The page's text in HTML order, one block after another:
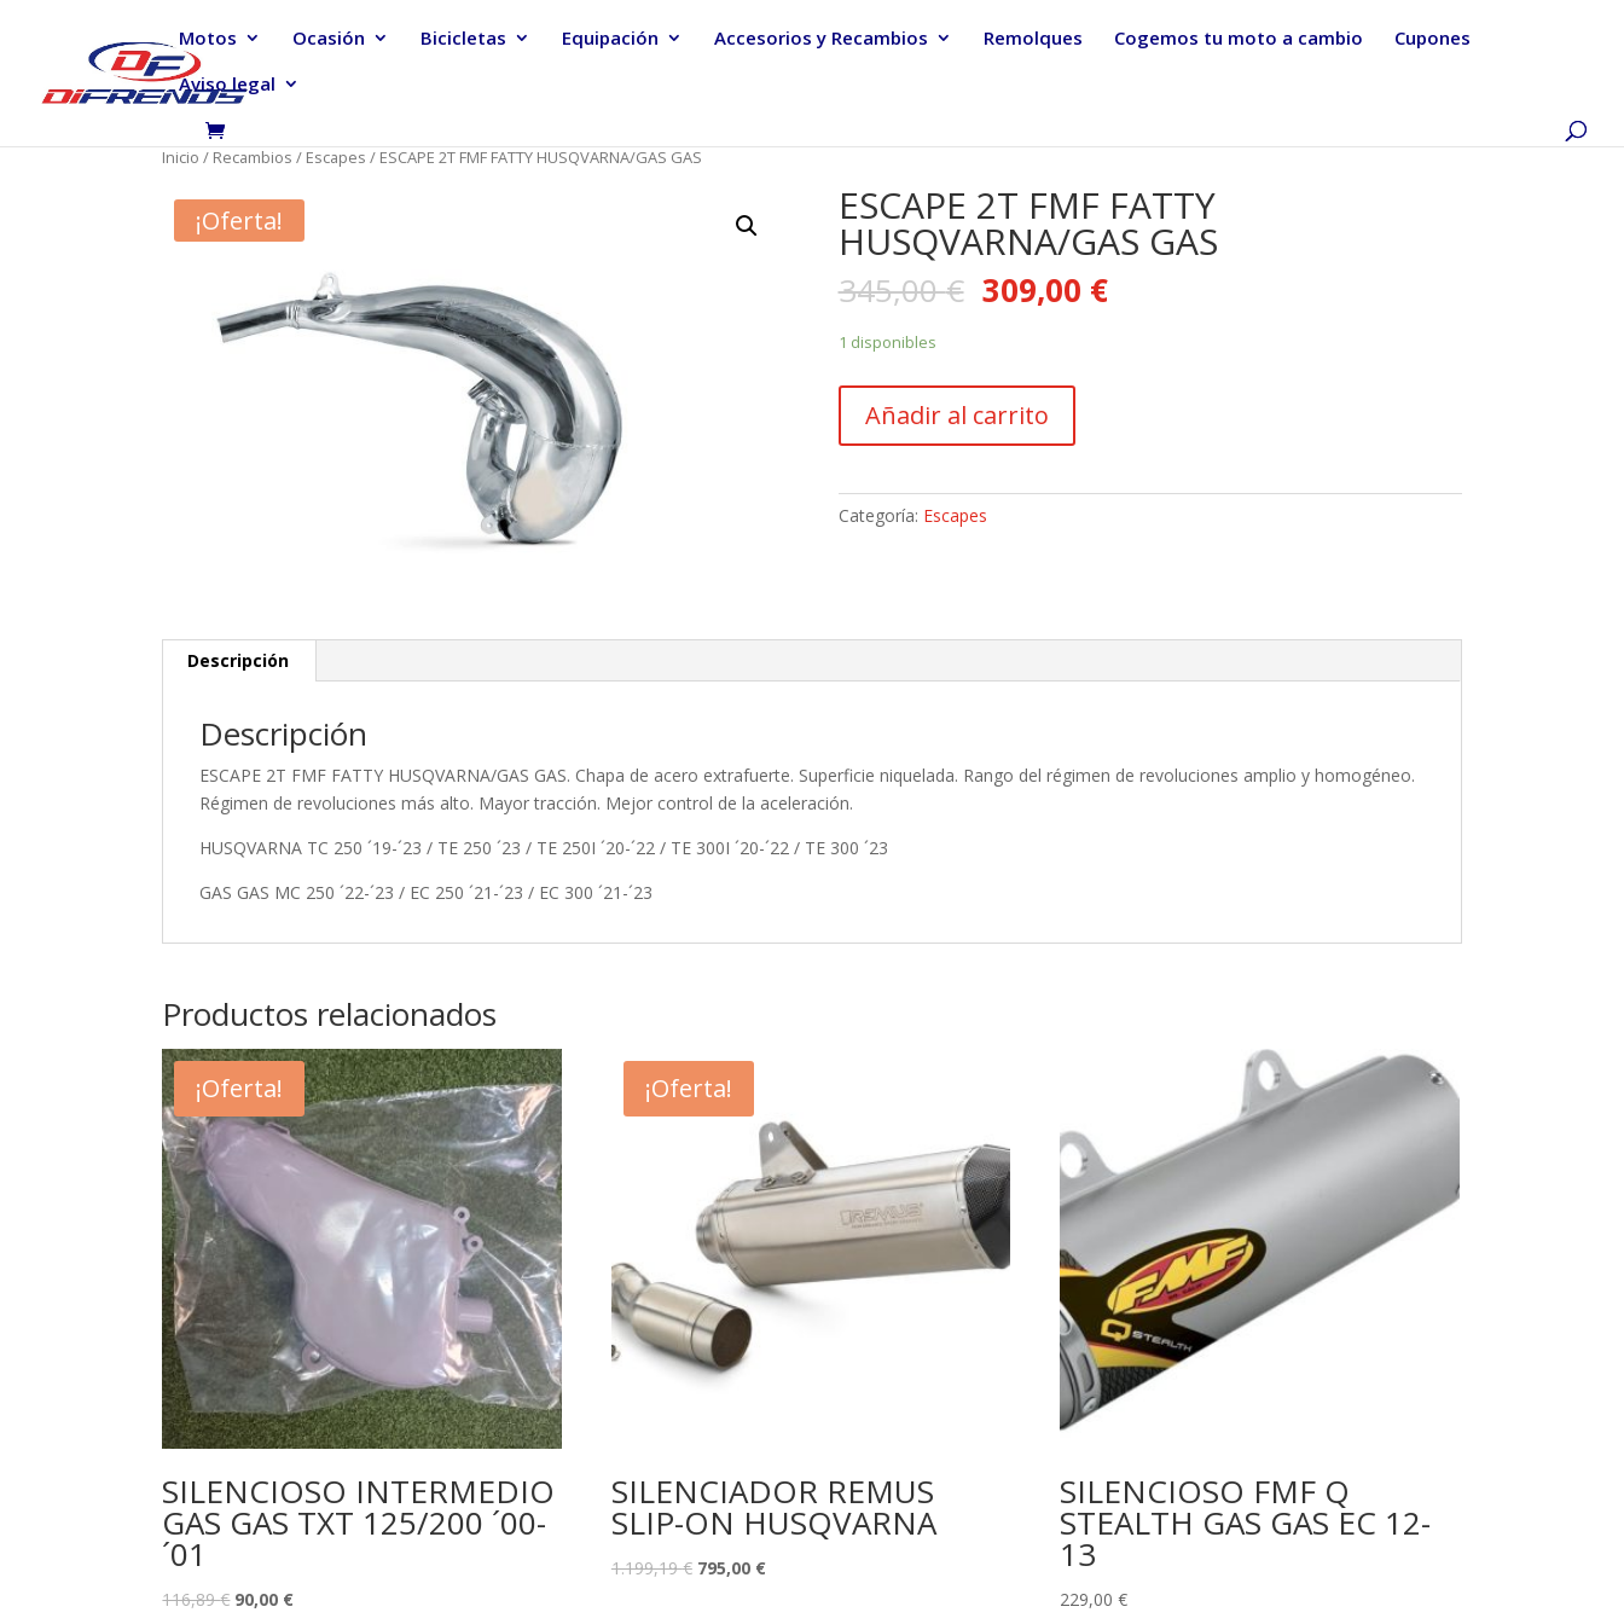
Motos Ocasión Bicicletas Equipación Accesorios y Recambios Remolques Cogemos tu moto a cambio
Cupones
Aviso legal
Inicio / Recambios / Escapes / ESCAPE 2T FMF FATTY HUSQVARNA/GAS GAS
¡Oferta! ESCAPE 2T FMF FATTY
HUSQVARNA/GAS GAS
345,00€ 309,00 €
1 disponibles
HUSQVARNA/GAS
Añadir al carrito
Categoría: Escapes
Descripción
Descripción
ESCAPE 2T FMF FATTY HUSQVARNA/GAS GAS. Chapa de acero extrafuerte. Superficie niquelada. Rango del régimen de revoluciones amplio y homogéneo.
Régimen de revoluciones más alto. Mayor tracción. Mejor control de la aceleración.
HUSQVARNA TC 250 ´19-´23 / TE 250 ´23 / TE 250I ´20-´22 / TE 300I ´20-´22 / TE 300 ´23
GAS GAS MC 250 ´22-´23 / EC 250 ´21-´23 / EC 300 ´21-´23
Productos relacionados
¡Oferta!
SILENCIOSO INTERMEDIO
GAS GAS TXT 125/200 ´00-
´01
116,89€ 90,00 €
¡Oferta!
SILENCIADOR REMUS
SLIP-ON HUSQVARNA
1.199,19€ 795,00 €
SILENCIOSO FMF Q
STEALTH GAS GAS EC 12-
13
229,00€